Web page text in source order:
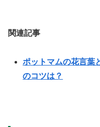
関連記事
ポットマムの花言葉
のコツは？